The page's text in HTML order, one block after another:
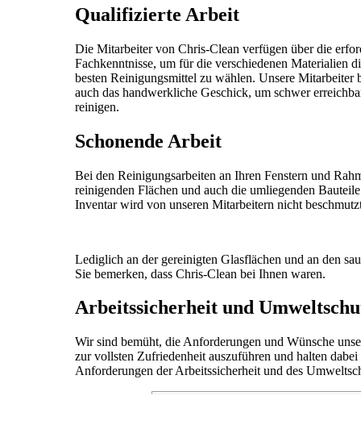
Qualifizierte Arbeit
Die Mitarbeiter von Chris-Clean verfügen über die
Fachkenntnisse, um für die verschiedenen Materialien
besten Reinigungsmittel zu wählen. Unsere Mitarbeiter
auch das handwerkliche Geschick, um schwer
reinigen.
Schonende Arbeit
Bei den Reinigungsarbeiten an Ihren Fenstern und
reinigenden Flächen und auch die umliegenden
Inventar wird von unseren Mitarbeitern nicht
Lediglich an der gereinigten Glasflächen und an den
Sie bemerken, dass Chris-Clean bei Ihnen waren.
Arbeitssicherheit und
Wir sind bemüht, die Anforderungen und Wünsche
zur vollsten Zufriedenheit auszuführen und halten
Anforderungen der Arbeitssicherheit und des